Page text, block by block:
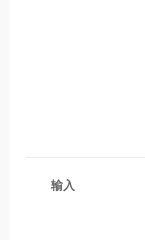
输入